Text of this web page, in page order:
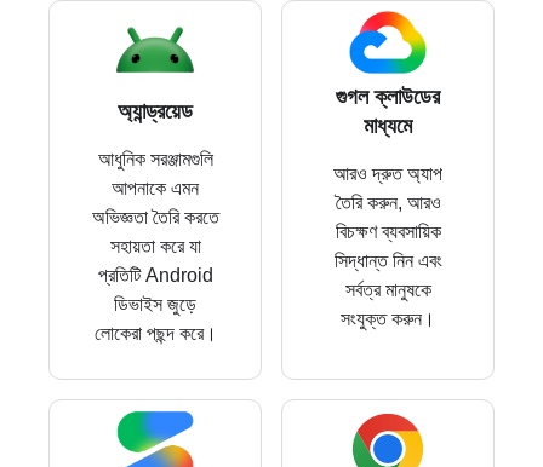
অ্যান্ড্রয়েড
আধুনিক সরঞ্জামগুলি
আপনাকে এমন
অভিজ্ঞতা তৈরি করতে
সহায়তা করে যা
প্রতিটি Android
ডিভাইস জুড়ে
লোকেরা পছন্দ করে।
গুগল ক্লাউডের
মাধ্যমে
আরও দ্রুত অ্যাপ
তৈরি করুন, আরও
বিচক্ষণ ব্যবসায়িক
সিদ্ধান্ত নিন এবং
সর্বত্র মানুষকে
সংযুক্ত করুন।